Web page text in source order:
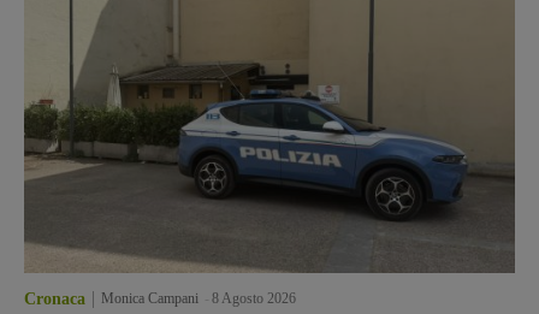
Cronaca Monica Campani 8 Agosto 2026